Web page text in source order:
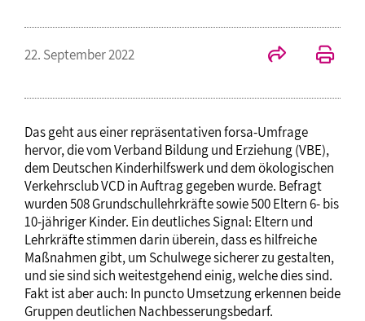
22. September 2022
Das geht aus einer repräsentativen forsa-Umfrage
hervor, die vom Verband Bildung und Erziehung (VBE),
dem Deutschen Kinderhilfswerk und dem ökologischen
Verkehrsclub VCD in Auftrag gegeben wurde. Befragt
wurden 508 Grundschullehrkräfte sowie 500 Eltern 6- bis
10-jähriger Kinder. Ein deutliches Signal: Eltern und
Lehrkräfte stimmen darin überein, dass es hilfreiche
Maßnahmen gibt, um Schulwege sicherer zu gestalten,
und sie sind sich weitestgehend einig, welche dies sind.
Fakt ist aber auch: In puncto Umsetzung erkennen beide
Gruppen deutlichen Nachbesserungsbedarf.